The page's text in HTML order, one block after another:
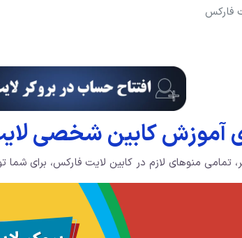
فارکس
آموزش کابین شخصی
تمامی منوهای لازم در کابین لایت فارکس، برای